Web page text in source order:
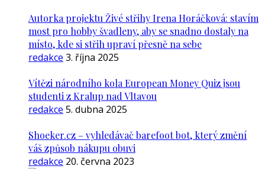
Autorka projektu Živé střihy Irena Horáčková: stavím
most pro hobby švadleny, aby se snadno dostaly na
místo, kde si střih upraví přesně na sebe
redakce 3. října 2025
Vítězi národního kola European Money Quiz jsou
studenti z Kralup nad Vltavou
redakce 5. dubna 2025
Shoeker.cz – vyhledávač barefoot bot, který změní
váš způsob nákupu obuvi
redakce 20. června 2023